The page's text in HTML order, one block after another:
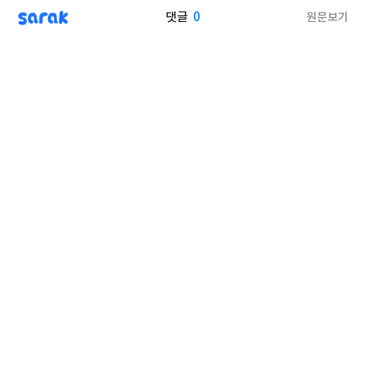
sarak 댓글 0 원문보기